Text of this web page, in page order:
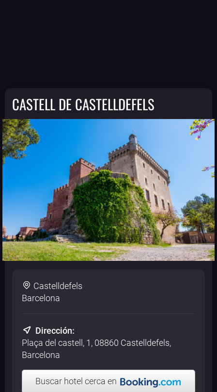
CASTELL DE CASTELLDEFELS
Castelldefels
Barcelona
Dirección:
Plaça del castell, 1, 08860 Castelldefels,
Barcelona
Buscar hotel cerca en